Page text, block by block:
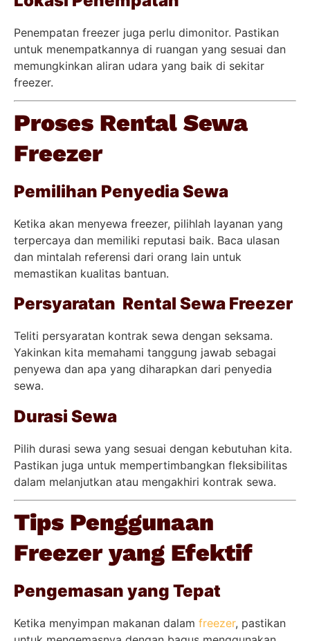
Penempatan freezer juga perlu dimonitor. Pastikan
untuk menempatkannya di ruangan yang sesuai dan
memungkinkan aliran udara yang baik di sekitar
freezer.
Proses Rental Sewa
Freezer
Pemilihan Penyedia Sewa
Ketika akan menyewa freezer, pilihlah layanan yang
terpercaya dan memiliki reputasi baik. Baca ulasan
dan mintalah referensi dari orang lain untuk
memastikan kualitas bantuan.
Persyaratan Rental Sewa Freezer
Teliti persyaratan kontrak sewa dengan seksama.
Yakinkan kita memahami tanggung jawab sebagai
penyewa dan apa yang diharapkan dari penyedia
sewa.
Durasi Sewa
Pilih durasi sewa yang sesuai dengan kebutuhan kita.
Pastikan juga untuk mempertimbangkan fleksibilitas
dalam melanjutkan atau mengakhiri kontrak sewa.
Tips Penggunaan
Freezer yang Efektif
Pengemasan yang Tepat
Ketika menyimpan makanan dalam freezer, pastikan